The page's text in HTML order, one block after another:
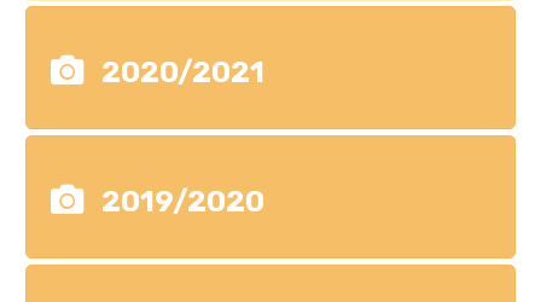
2020/2021
2019/2020